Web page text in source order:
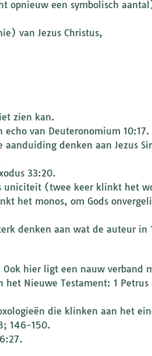
opnieuw een symbolisch
van Jezus Christus,
zien kan.
echo van Deuteronomium
denken aan Jezus
33:20.
uniciteit (twee keer klinkt het
het monos, om Gods
denken aan wat de auteur in
hier ligt een nauw verband
Nieuwe Testament: 1 Petrus
die klinken aan het
146-150.